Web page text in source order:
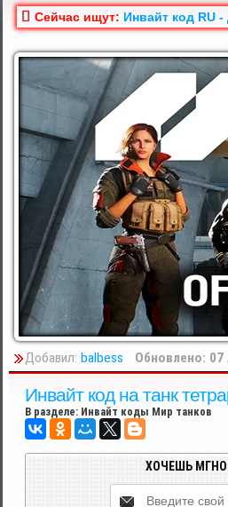
Сейчас ищут: Инвайт код RU
Добавил: balbess Обновлено: 07
Инвайт код на танк
В разделе: Инвайт коды Мир танков
ХОЧЕШЬ